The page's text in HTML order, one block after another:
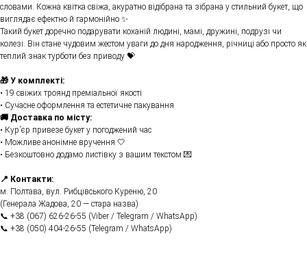
словами. Кожна квітка свіжа, акуратно відібрана та зібрана у стильний букет, що
виглядає ефектно й гармонійно ✨
Такий букет доречно подарувати коханій людині, мамі, дружині, подрузі чи
колезі. Він стане чудовим жестом уваги до дня народження, річниці або просто як
теплий знак турботи без приводу 💝
🎁 У комплекті:
• 19 свіжих троянд преміальної якості
• Сучасне оформлення та естетичне пакування
🚚 Доставка по місту:
• Кур’єр привезе букет у погоджений час
• Можливе анонімне вручення 🤍
• Безкоштовно додамо листівку з вашим текстом 💌
📍 Контакти:
м. Полтава, вул. Рибцівського Куреню, 20
(Генерала Жадова, 20 — стара назва)
📞 +38 (067) 626-26-55 (Viber / Telegram / WhatsApp)
📞 +38 (050) 404-26-55 (Telegram / WhatsApp)